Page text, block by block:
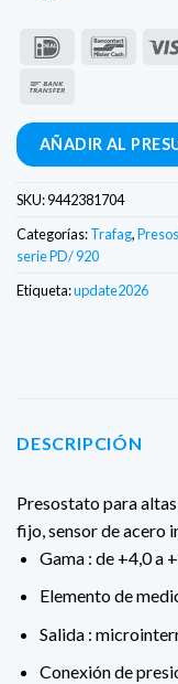
IDeal
AÑADIR AL
SKU:9442381704
Categorías:Trafag,
serie PD/ 920
Etiqueta:update2026
DESCRIPCIÓN
Presostato para
fijo, sensor de acero
Gama : de +4,0 a
Elemento de
Salida :
Conexión de